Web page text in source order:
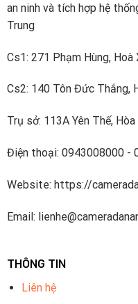
an ninh và tích hợp hệ
Trung
Cs1: 271 Phạm Hùng, Hoà
Cs2: 140 Tôn Đức Thắng,
Trụ sở: 113A Yên Thế,
Điện thoại: 0943008000 -
Website: https://
Email:
THÔNG TIN
Liên hệ